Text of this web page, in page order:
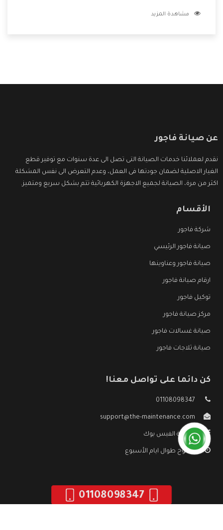
وتقدم للعملاء أقوى العروض والخصومات التى تسهل على
مشاهدة المزيد
عن صيانة فاجور
نقدم لعملائنا خدمات الصيانة التى تصل الى عدة سنوات مع توفير قطع
الغيار الاصلية لضمان جودتها فى العمل، وعدم التعرض الى نفس المشكلة
اكثر من مرة، الصيانة لجميع الاجهزة الكهربائية تتم بشكل سريع ومتميز.
الأقسام
شركة فاجور
صيانة فاجور الرئيسي
صيانة فاجور وعناوينها
ارقام صيانة فاجور
توكيل فاجور
مركز صيانة فاجور
صيانة غسالات فاجور
صيانة ثلاجات فاجور
كن دائما على تواصل معنا!
01108098347
support@the-maintenance.com
صفحة الفيس بوك
مفتوح طوال ايام الأسبوع
01108098347